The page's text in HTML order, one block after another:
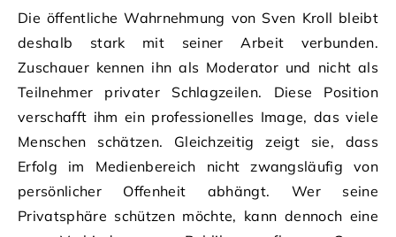
Die öffentliche Wahrnehmung von Sven Kroll bleibt
deshalb stark mit seiner Arbeit verbunden.
Zuschauer kennen ihn als Moderator und nicht als
Teilnehmer privater Schlagzeilen. Diese Position
verschafft ihm ein professionelles Image, das viele
Menschen schätzen. Gleichzeitig zeigt sie, dass
Erfolg im Medienbereich nicht zwangsläufig von
persönlicher Offenheit abhängt. Wer seine
Privatsphäre schützen möchte, kann dennoch eine